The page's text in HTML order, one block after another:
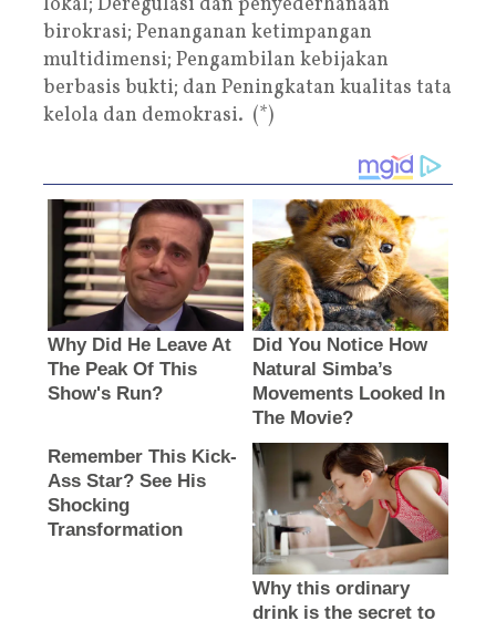
birokrasi; Penanganan ketimpangan
multidimensi; Pengambilan kebijakan
berbasis bukti; dan Peningkatan kualitas tata
kelola dan demokrasi. (*)